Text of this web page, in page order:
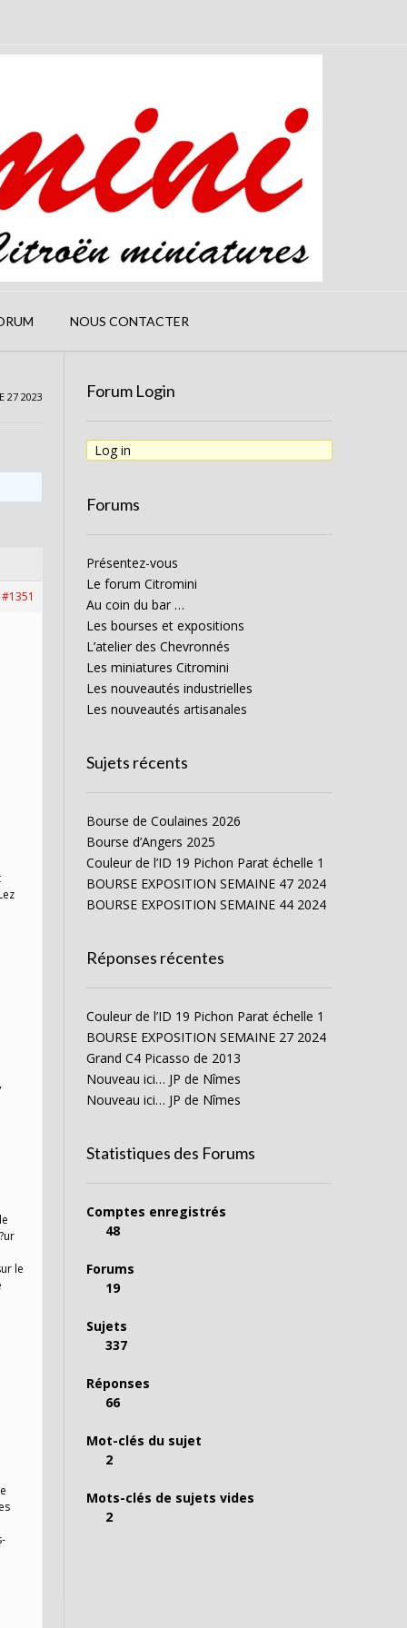
NOUS CONTACTER
27 2023
#1351
le
Forum Login
Log in
Forums
Présentez-vous
Le forum Citromini
Au coin du bar …
Les bourses et expositions
L’atelier des Chevronnés
Les miniatures Citromini
Les nouveautés industrielles
Les nouveautés artisanales
Sujets récents
Bourse de Coulaines 2026
Bourse d’Angers 2025
Couleur de l’ID 19 Pichon Parat échelle 1
BOURSE EXPOSITION SEMAINE 47 2024
BOURSE EXPOSITION SEMAINE 44 2024
Réponses récentes
Couleur de l’ID 19 Pichon Parat échelle 1
BOURSE EXPOSITION SEMAINE 27 2024
Grand C4 Picasso de 2013
Nouveau ici… JP de Nîmes
Nouveau ici… JP de Nîmes
Statistiques des Forums
Comptes enregistrés
48
Forums
19
Sujets
337
Réponses
66
Mot-clés du sujet
2
Mots-clés de sujets vides
2